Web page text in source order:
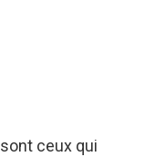
ceux qui